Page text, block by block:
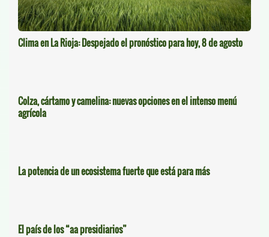
Clima en La Rioja: Despejado el pronóstico para hoy, 8 de agosto
Colza, cártamo y camelina: nuevas opciones en el intenso menú
agrícola
La potencia de un ecosistema fuerte que está para más
El país de los “aa presidiarios”